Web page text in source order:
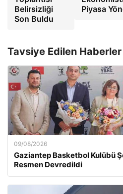
Belirsizliği
Son Buldu
Piyasa
Tavsiye Edilen Haberler
09/08/2026
Gaziantep Basketbol Kulübü
Resmen Devredildi